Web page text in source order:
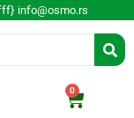
info@osmo.rs
0